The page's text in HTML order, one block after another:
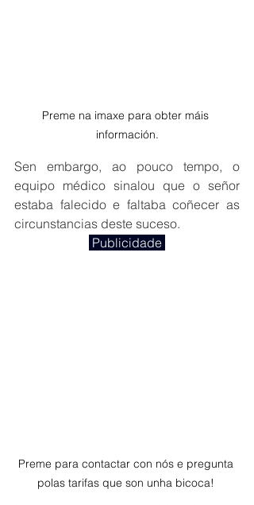
Preme na imaxe para obter máis
información.
Sen embargo, ao pouco tempo, o
equipo médico sinalou que o señor
estaba falecido e faltaba coñecer as
circunstancias deste suceso.
Publicidade
Preme para contactar con nós e pregunta
polas tarifas que son unha bicoca!